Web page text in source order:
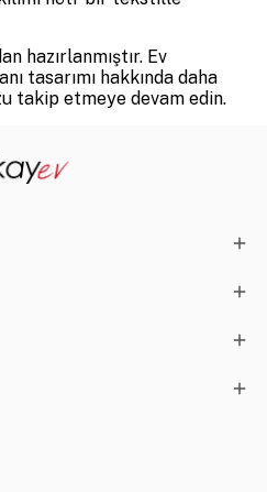
hazırlanmıştır. Ev
tasarımı hakkında daha
takip etmeye devam edin.